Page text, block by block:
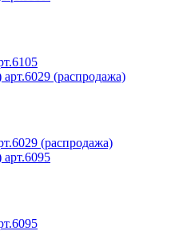
(распродажа)